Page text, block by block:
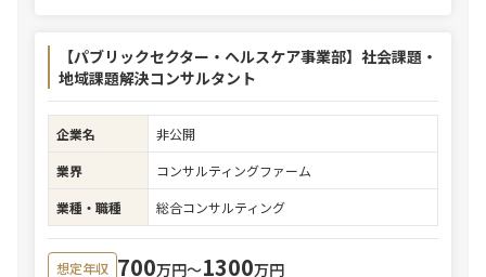
【パブリックセクター・ヘルスケア事業部】社会課題・
地域課題解決コンサルタント
企業名
非公開
業界
コンサルティングファーム
業種・職種
総合コンサルティング
想定年収 700万円〜1300万円